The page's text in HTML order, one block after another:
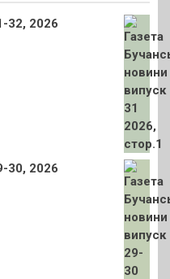
32, 2026
30, 2026